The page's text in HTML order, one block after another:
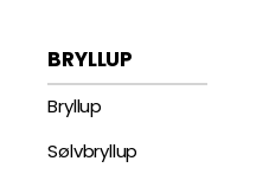
BRYLLUP
Bryllup
Sølvbryllup